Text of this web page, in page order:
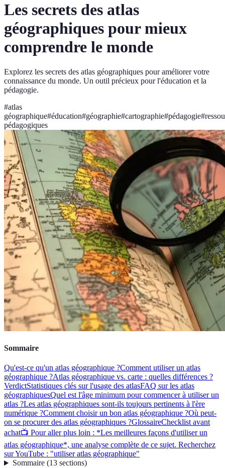
Les secrets des atlas
géographiques pour mieux
comprendre le monde
Explorez les secrets des atlas géographiques pour améliorer votre
connaissance du monde. Un outil précieux pour l'éducation et la
pédagogie.
#atlas
géographique#éducation#géographie#cartographie#pédagogie#
pédagogiques
Sommaire
Qu'est-ce qu'un atlas géographique ?Comment utiliser un atlas
géographique ?Atlas géographique vs. carte : quelles différences ?
VerdictStatistiques clés sur l'usage des atlasFAQ sur les atlas
géographiquesQuel est l'âge minimum pour commencer à utiliser un
atlas ?Les atlas géographiques sont-ils toujours pertinents à l'ère
numérique ?Comment choisir un bon atlas géographique ?Où peut-
on se procurer des atlas géographiques ?GlossaireChecklist avant
achat📺 Pour aller plus loin : *Les meilleures façons d'utiliser un
atlas géographique*, une analyse complète de ce sujet. Recherchez
sur YouTube : "utiliser atlas géographique"
Sommaire(13 sections)